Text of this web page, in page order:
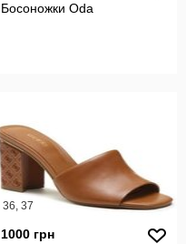
Босоножки Odа
36, 37
1000 грн